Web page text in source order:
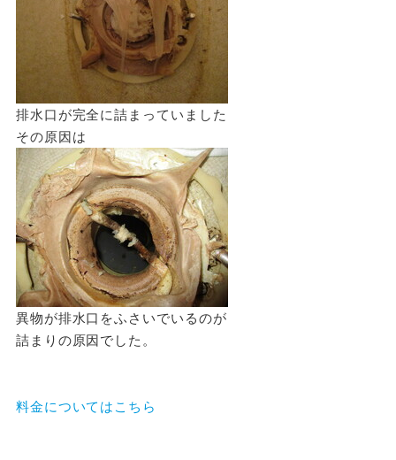
排水口が完全に詰まっていました
その原因は
異物が排水口をふさいでいるのが
詰まりの原因でした。
料金についてはこちら